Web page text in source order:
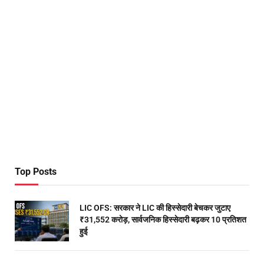
Top Posts
LIC OFS: सरकार ने LIC की हिस्सेदारी बेचकर जुटाए
₹31,552 करोड़, सार्वजनिक हिस्सेदारी बढ़कर 10 प्रतिशत
हुई